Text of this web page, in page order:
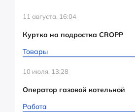
11 августа, 16:04
Куртка на подростка CROPP
Товары
10 июля, 13:28
Оператор газовой котельной
Работа